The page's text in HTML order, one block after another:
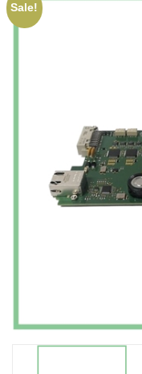
Sale!